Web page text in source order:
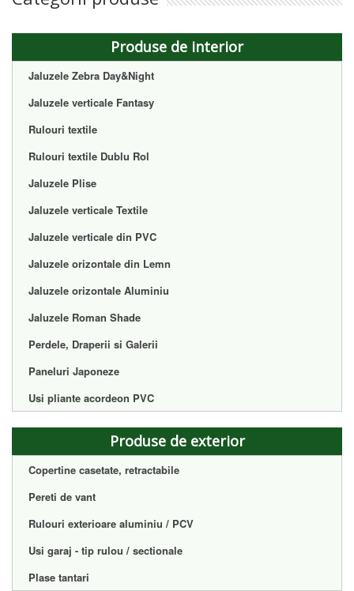
Produse de interior
Jaluzele Zebra Day&Night
Jaluzele verticale Fantasy
Rulouri textile
Rulouri textile Dublu Rol
Jaluzele Plise
Jaluzele verticale Textile
Jaluzele verticale din PVC
Jaluzele orizontale din Lemn
Jaluzele orizontale Aluminiu
Jaluzele Roman Shade
Perdele, Draperii si Galerii
Paneluri Japoneze
Usi pliante acordeon PVC
Produse de exterior
Copertine casetate, retractabile
Pereti de vant
Rulouri exterioare aluminiu / PCV
Usi garaj - tip rulou / sectionale
Plase tantari